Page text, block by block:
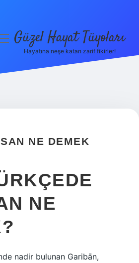
Güzel Hayat Tüyoları
Hayatına neşe katan zarif fikirler!
NE DEMEK
NE
nadir bulunan Garibān,